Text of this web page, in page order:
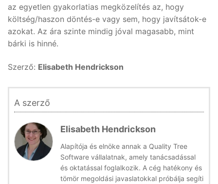
az egyetlen gyakorlatias megközelítés az, hogy
költség/haszon döntés-e vagy sem, hogy javítsátok-e
azokat. Az ára szinte mindig jóval magasabb, mint
bárki is hinné.
Szerző: Elisabeth Hendrickson
A szerző
Elisabeth Hendrickson
Alapítója és elnöke annak a Quality Tree
Software vállalatnak, amely tanácsadással
és oktatással foglalkozik. A cég hatékony és
tömör megoldási javaslatokkal próbálja segíti